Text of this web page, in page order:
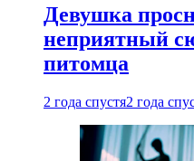
Девушка
неприятный
питомца
2 года спустя2 года